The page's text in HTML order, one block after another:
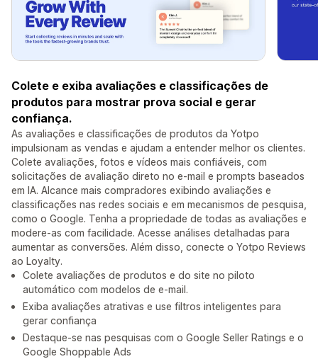
Colete e exiba avaliações e classificações de
produtos para mostrar prova social e gerar
confiança.
As avaliações e classificações de produtos da Yotpo
impulsionam as vendas e ajudam a entender melhor os clientes.
Colete avaliações, fotos e vídeos mais confiáveis, com
solicitações de avaliação direto no e-mail e prompts baseados
em IA. Alcance mais compradores exibindo avaliações e
classificações nas redes sociais e em mecanismos de pesquisa,
como o Google. Tenha a propriedade de todas as avaliações e
modere-as com facilidade. Acesse análises detalhadas para
aumentar as conversões. Além disso, conecte o Yotpo Reviews
ao Loyalty.
Colete avaliações de produtos e do site no piloto
automático com modelos de e-mail.
Exiba avaliações atrativas e use filtros inteligentes para
gerar confiança
Destaque-se nas pesquisas com o Google Seller Ratings e o
Google Shoppable Ads